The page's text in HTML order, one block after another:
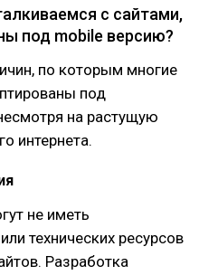
с сайтами,
под mobile версию?
по которым многие
под
на растущую
интернета.
не иметь
технических ресурсов
Разработка